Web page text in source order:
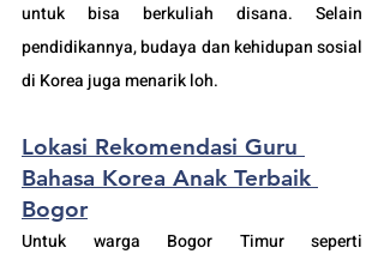
untuk bisa berkuliah disana. Selain
pendidikannya, budaya dan kehidupan sosial
di Korea juga menarik loh.
Lokasi Rekomendasi Guru
Bahasa Korea Anak Terbaik
Bogor
Untuk warga Bogor Timur seperti